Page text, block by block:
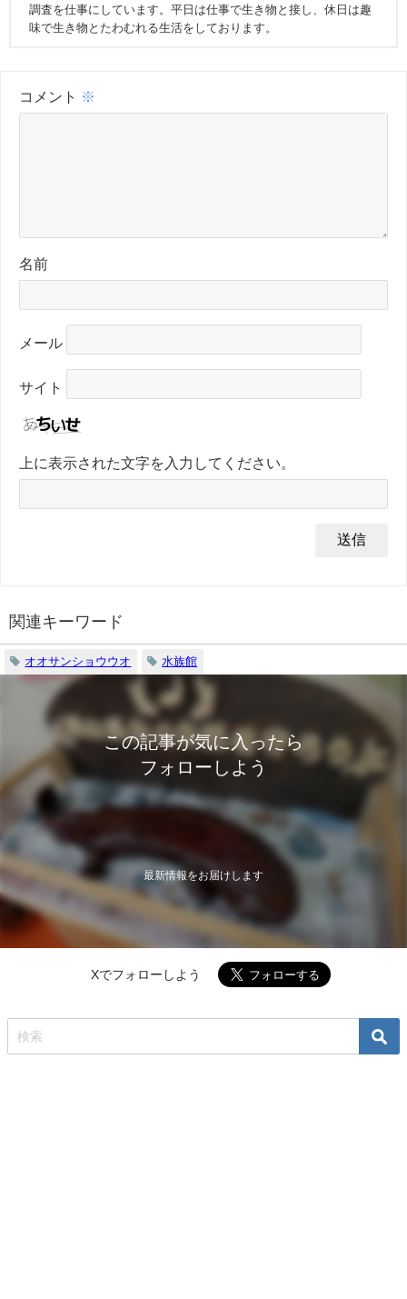
調査を仕事にしています。平日は仕事で生き物と接し、休日は趣
味で生き物とたわむれる生活をしております。
コメント ※
名前
メール
サイト
上に表示された文字を入力してください。
関連キーワード
オオサンショウウオ 水族館
この記事が気に入ったら
フォローしよう
最新情報をお届けします
Xでフォローしよう